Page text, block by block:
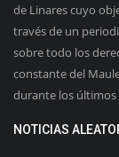
de Linares cuyo
través de un
sobre todo los
constante del
durante los últimos
NOTICIAS